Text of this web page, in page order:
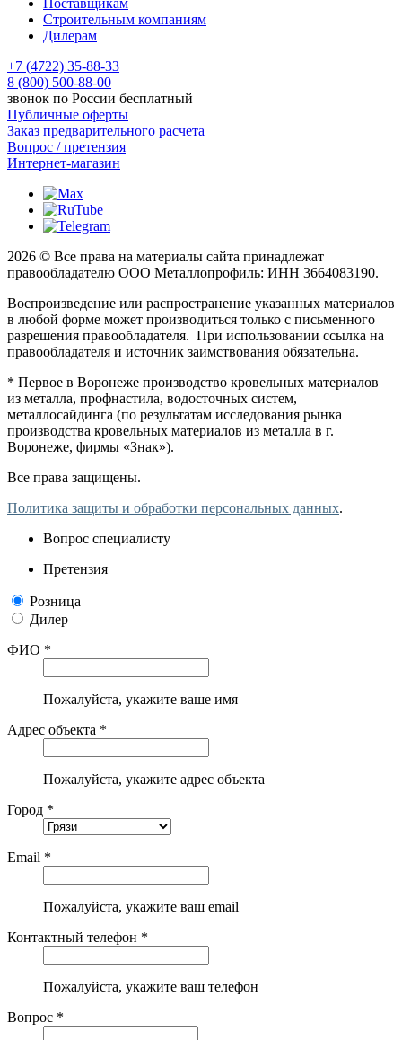
Строительным компаниям
Дилерам
+7 (4722) 35-88-33
8 (800) 500-88-00
звонок по России бесплатный
Публичные оферты
Заказ предварительного расчета
Вопрос / претензия
Интернет-магазин
2026 © Все права на материалы сайта принадлежат
правообладателю ООО Металлопрофиль: ИНН 3664083190.
Воспроизведение или распространение указанных материалов
в любой форме может производиться только с письменного
разрешения правообладателя. При использовании ссылка на
правообладателя и источник заимствования обязательна.
* Первое в Воронеже производство кровельных материалов
из металла, профнастила, водосточных систем,
металлосайдинга (по результатам исследования рынка
производства кровельных материалов из металла в г.
Воронеже, фирмы «Знак»).
Все права защищены.
Политика защиты и обработки персональных данных.
Вопрос специалисту
Претензия
Розница
Дилер
ФИО *
Пожалуйста, укажите ваше имя
Адрес объекта *
Пожалуйста, укажите адрес объекта
Город *
Email *
Пожалуйста, укажите ваш email
Контактный телефон *
Пожалуйста, укажите ваш телефон
Вопрос *